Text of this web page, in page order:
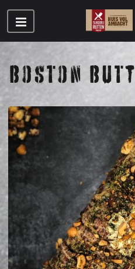
BOSTON BUTT